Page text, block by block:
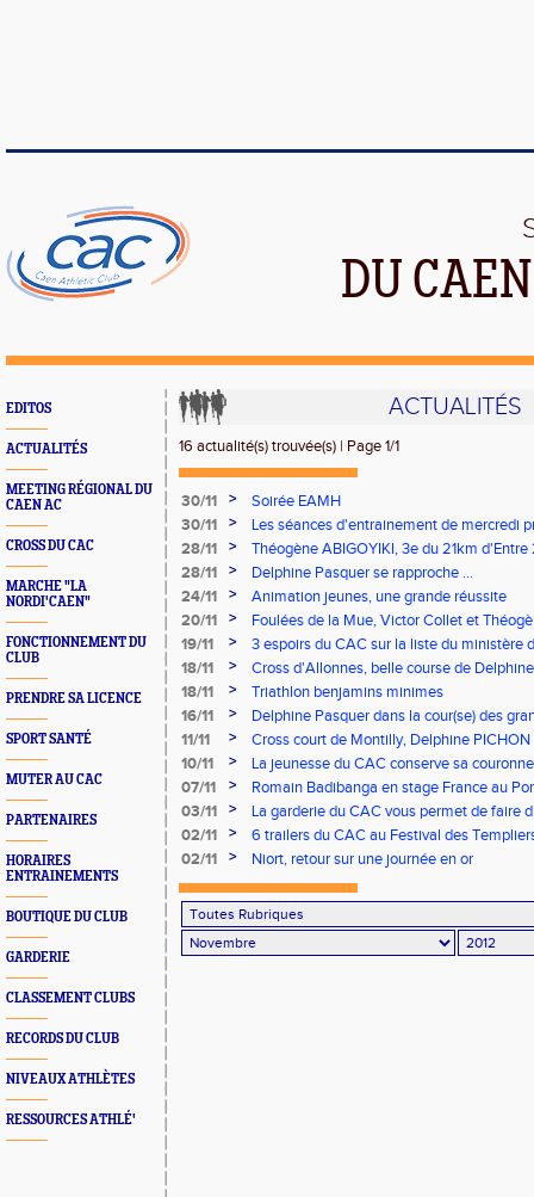
DU
EDITOS
ACTUALITÉS
MEETING RÉGIONAL DU
CAEN AC
CROSS DU CAC
MARCHE "LA
NORDI'CAEN"
FONCTIONNEMENT DU
CLUB
PRENDRE SA LICENCE
SPORT SANTÉ
MUTER AU CAC
PARTENAIRES
HORAIRES
ENTRAINEMENTS
BOUTIQUE DU CLUB
GARDERIE
CLASSEMENT CLUBS
RECORDS DU CLUB
NIVEAUX ATHLÈTES
RESSOURCES ATHLÉ'
ACTUALITÉS
16 actualité(s) trouvée(s) | Page 1/1
30/11 >
Soirée EAMH
30/11
>
Les séances d'entrainement de mercredi
annulés pour les Ecoles d'Athlé, Poussins
28/11 >
Théogène ABIGOYIKI, 3e du 21km
28/11
>
Delphine Pasquer se rapproche ...
24/11
>
Animation jeunes, une grande réussite
20/11
>
Foulées de la Mue, Victor Collet et
19/11
>
3 espoirs du CAC sur la liste du ministère
18/11
>
Cross d'Allonnes, belle course de
18/11
>
Triathlon benjamins minimes
16/11
>
Delphine Pasquer dans la cour(se) des
11/11
>
Cross court de Montilly, Delphine
places d'honneur
10/11 >
La jeunesse du CAC conserve sa couronne
07/11
>
Romain Badibanga en stage France au
03/11
>
La garderie du CAC vous permet de faire
02/11
>
6 trailers du CAC au Festival des
02/11
> Niort, retour sur une journée en or